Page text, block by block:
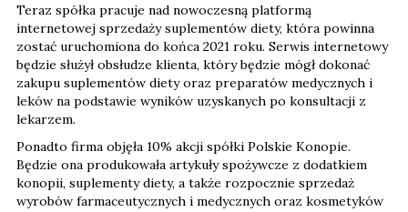
Teraz spółka pracuje nad nowoczesną platformą
internetowej sprzedaży suplementów diety, która powinna
zostać uruchomiona do końca 2021 roku. Serwis internetowy
będzie służył obsłudze klienta, który będzie mógł dokonać
zakupu suplementów diety oraz preparatów medycznych i
leków na podstawie wyników uzyskanych po konsultacji z
lekarzem.
Ponadto firma objęła 10% akcji spółki Polskie Konopie.
Będzie ona produkowała artykuły spożywcze z dodatkiem
konopii, suplementy diety, a także rozpocznie sprzedaż
wyrobów farmaceutycznych i medycznych oraz kosmetyków